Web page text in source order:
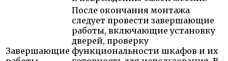
Завершающие
После окончания монтажа
следует провести завершающие
работы, включающие установку
дверей, проверку
функциональности шкафов и их